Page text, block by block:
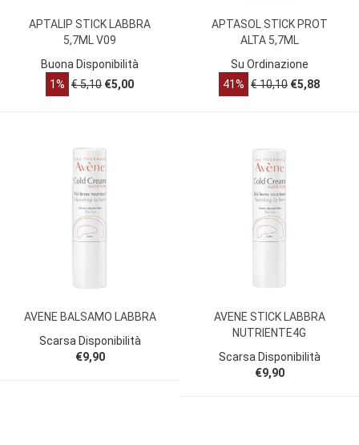
APTALIP STICK LABBRA
5,7ML V09
Buona Disponibilità
1% € 5,10 €5,00
APTASOL STICK PROT
ALTA 5,7ML
Su Ordinazione
41% € 10,10 €5,88
AVENE BALSAMO LABBRA
Scarsa Disponibilità
€9,90
AVENE STICK LABBRA
NUTRIENTE4G
Scarsa Disponibilità
€9,90